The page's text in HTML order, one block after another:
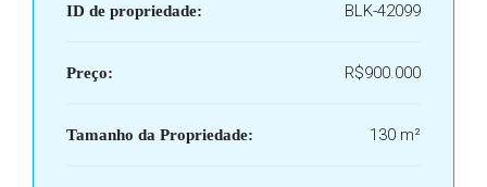
ID de propriedade: BLK-42099
Preço: R$900.000
Tamanho da Propriedade: 130 m²